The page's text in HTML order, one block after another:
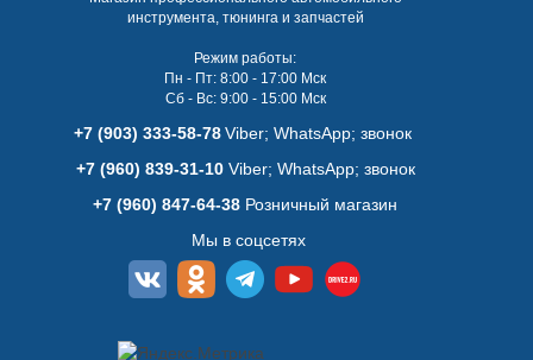
инструмента, тюнинга и запчастей
Режим работы:
Пн - Пт: 8:00 - 17:00 Мск
Сб - Вс: 9:00 - 15:00 Мск
+7 (903) 333-58-78 Viber; WhatsАpp; звонок
+7 (960) 839-31-10Viber; WhatsАpp; звонок
+7 (960) 847-64-38 Розничный магазин
Мы в соцсетях